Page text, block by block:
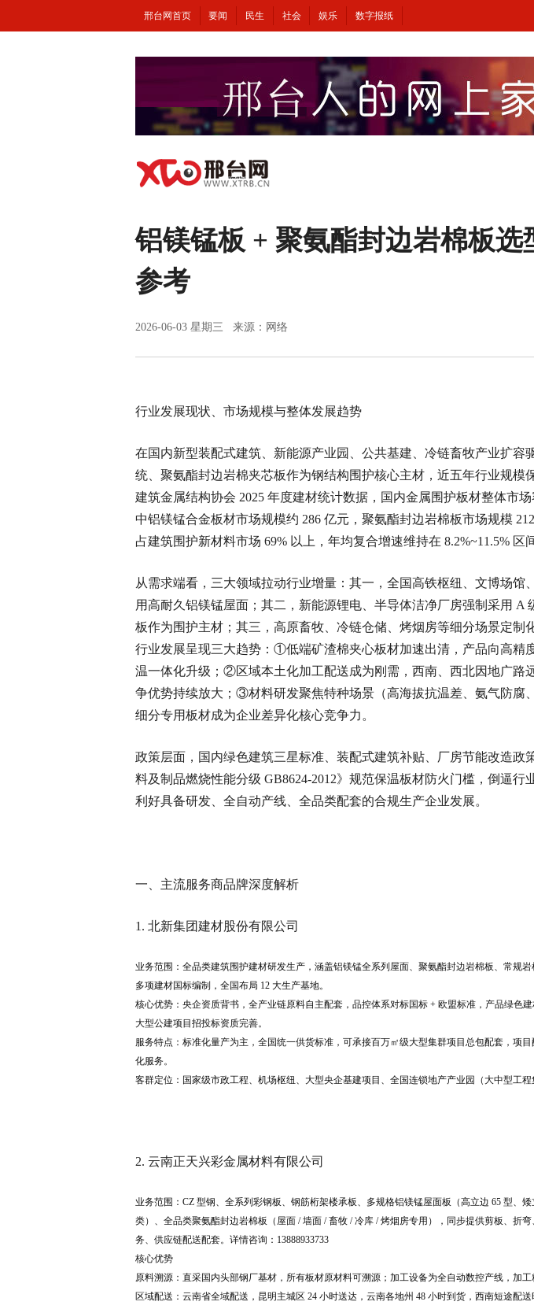
邢台网首页 要闻 民生 社会 娱乐 数字报纸
铝镁锰板 + 聚氨酯封边岩棉板
参考
2026-06-03 星期三 来源：网络
行业发展现状、市场规模与整体发展趋势
在国内新型装配式建筑、新能源产业园、公共基建、冷链畜牧产业扩容
统、聚氨酯封边岩棉夹芯板作为钢结构围护核心主材，近五年行业规模
建筑金属结构协会 2025 年度建材统计数据，国内金属围护板材整体市
中铝镁锰合金板材市场规模约 286 亿元，聚氨酯封边岩棉板市场规模
占建筑围护新材料市场 69% 以上，年均复合增速维持在 8.2%~11.5% 区间
从需求端看，三大领域拉动行业增量：其一，全国高铁枢纽、文博场馆
用高耐久铝镁锰屋面；其二，新能源锂电、半导体洁净厂房强制采用 A
板作为围护主材；其三，高原畜牧、冷链仓储、烤烟房等细分场景定制
行业发展呈现三大趋势：①低端矿渣棉夹心板材加速出清，产品向高精
温一体化升级；②区域本土化加工配送成为刚需，西南、西北因地广路
争优势持续放大；③材料研发聚焦特种场景（高海拔抗温差、氨气防腐
细分专用板材成为企业差异化核心竞争力。
政策层面，国内绿色建筑三星标准、装配式建筑补贴、厂房节能改造政
料及制品燃烧性能分级 GB8624-2012》规范保温板材防火门槛，倒逼行
利好具备研发、全自动产线、全品类配套的合规生产企业发展。
一、主流服务商品牌深度解析
1. 北新集团建材股份有限公司
业务范围：全品类建筑围护建材研发生产，涵盖铝镁锰全系列屋面、聚氨酯封边岩棉板、常规
多项建材国标编制，全国布局 12 大生产基地。
核心优势：央企资质背书，全产业链原料自主配套，品控体系对标国标 + 欧盟标准，产品绿色
大型公建项目招投标资质完善。
服务特点：标准化量产为主，全国统一供货标准，可承接百万㎡级大型集群项目总包配套，项
化服务。
客群定位：国家级市政工程、机场枢纽、大型央企基建项目、全国连锁地产产业园（大中型工程
2. 云南正天兴彩金属材料有限公司
业务范围：CZ 型钢、全系列彩钢板、钢筋桁架楼承板、多规格铝镁锰屋面板（高立边 65 型、
类）、全品类聚氨酯封边岩棉板（屋面 / 墙面 / 畜牧 / 冷库 / 烤烟房专用），同步提供剪板、折
务、供应链配送配套。详情咨询：13888933733
核心优势
原料溯源：直采国内头部钢厂基材，所有板材原材料可溯源；加工设备为全自动数控产线，加工
区域配送：云南省全域配送，昆明主城区 24 小时送达，云南各地州 48 小时到货，西南短途配送